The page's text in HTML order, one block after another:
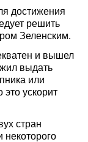
достижения
решить
Зеленским.
и вышел
выдать
или
это ускорит
стран
некоторого